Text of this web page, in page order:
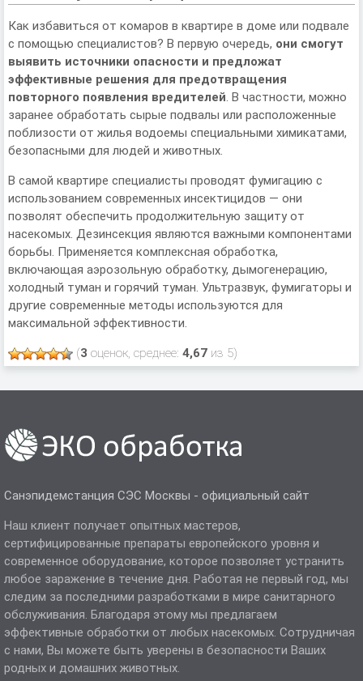
Как избавиться от комаров в квартире в доме или подвале
c помощью специалистов? В первую очередь, они смогут
выявить источники опасности и предложат
эффективные решения для предотвращения
повторного появления вредителей. В частности, можно
заранее обработать сырые подвалы или расположенные
поблизости от жилья водоемы специальными химикатами,
безопасными для людей и животных.
В самой квартире специалисты проводят фумигацию с
использованием современных инсектицидов — они
позволят обеспечить продолжительную защиту от
насекомых. Дезинсекция являются важными компонентами
борьбы. Применяется комплексная обработка,
включающая аэрозольную обработку, дымогенерацию,
холодный туман и горячий туман. Ультразвук, фумигаторы и
другие современные методы используются для
максимальной эффективности.
(3 оценок, среднее: 4,67 из 5)
Санэпидемстанция СЭС Москвы - официальный сайт
Наш клиент получает опытных мастеров,
сертифицированные препараты европейского уровня и
современное оборудование, которое позволяет устранить
любое заражение в течение дня. Работая не первый год, мы
следим за последними разработками в мире санитарного
обслуживания. Благодаря этому мы предлагаем
эффективные обработки от любых насекомых. Сотрудничая
с нами, Вы можете быть уверены в безопасности Ваших
родных и домашних животных.